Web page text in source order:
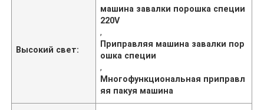
Высокий свет:
машина завалки порошка специи
220V
,
Приправляя машина завалки пор
ошка специи
,
Многофункциональная приправл
яя пакуя машина